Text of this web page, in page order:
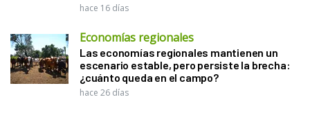
hace 16 días
Economías regionales
Las economías regionales mantienen un
escenario estable, pero persiste la brecha:
¿cuánto queda en el campo?
hace 26 días